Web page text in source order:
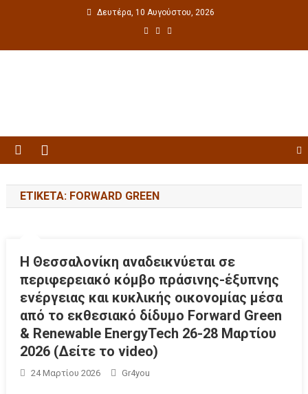
Δευτέρα, 10 Αυγούστου, 2026
ΕΤΙΚΈΤΑ: FORWARD GREEN
Η Θεσσαλονίκη αναδεικνύεται σε
περιφερειακό κόμβο πράσινης-έξυπνης
ενέργειας και κυκλικής οικονομίας μέσα
από το εκθεσιακό δίδυμο Forward Green
& Renewable EnergyTech 26-28 Μαρτίου
2026 (Δείτε το video)
24 Μαρτίου 2026 Gr4you